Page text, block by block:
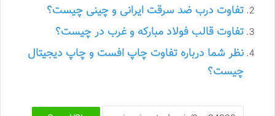
تفاوت درب ضد سرقت ایرانی و چینی چیست؟
تفاوت قالب فولاد مبارکه و غرب در چیست؟
نظر شما درباره تفاوت چاپ افست و چاپ دیجیتال
چیست؟